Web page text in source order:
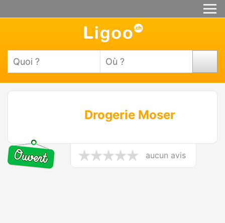
Drogerie Moser
aucun avis